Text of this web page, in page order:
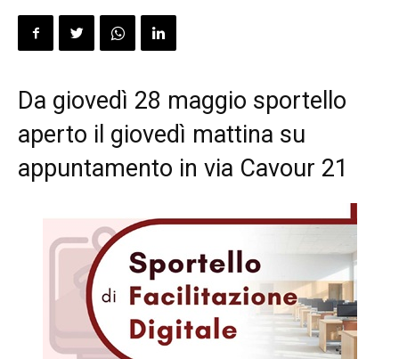
Da giovedì 28 maggio sportello
aperto il giovedì mattina su
appuntamento in via Cavour 21